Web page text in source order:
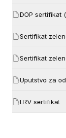
DOP sertifikat
Sertifikat
Sertifikat
Uputstvo za
LRV sertifikat